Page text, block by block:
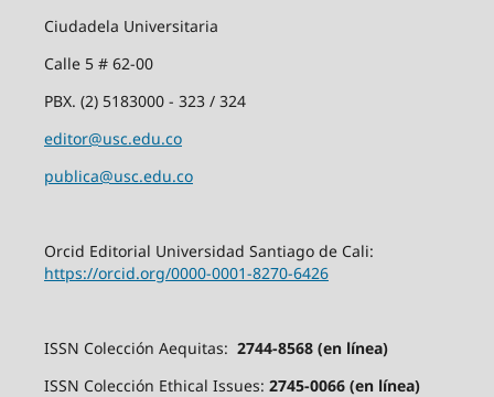
Ciudadela Universitaria
Calle 5 # 62-00
PBX. (2) 5183000 - 323 / 324
editor@usc.edu.co
publica@usc.edu.co
Orcid Editorial Universidad Santiago de Cali:
https://orcid.org/0000-0001-8270-6426
ISSN Colección Aequitas: 2744-8568 (en línea)
ISSN Colección Ethical Issues: 2745-0066 (en línea)